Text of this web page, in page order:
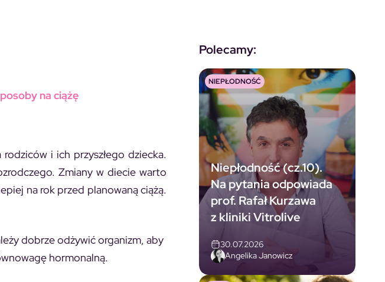
na ciążę
i ich przyszłego dziecka.
Zmiany w diecie warto
na rok przed planowaną ciążą.
dobrze odżywić organizm, aby
hormonalną.
Polecamy:
Niepłodność (cz.10).
Na pytania odpowiada
prof. Rafał Kurzawa
z kliniki Vitrolive
30.07.2026
Angelika Janowicz
NIEPŁODNOŚĆ